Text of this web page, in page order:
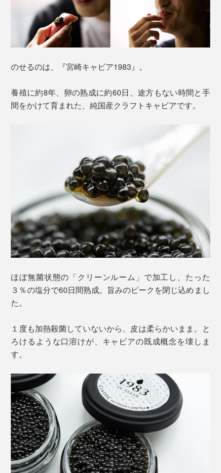
のせるのは、『宮崎キャビア1983』。
養殖に約8年、卵の熟成に約60日、途方もない時間と手
間をかけて育まれた、純国産クラフトキャビアです。
ほぼ無菌状態の「クリーンルーム」で加工し、たった
３％の塩分で60日間熟成。旨みのピークを閉じ込めまし
た。
１度も加熱殺菌していないから、皮は柔らかいまま。と
ろけるような口溶けが、キャビアの既成概念を壊しま
す。